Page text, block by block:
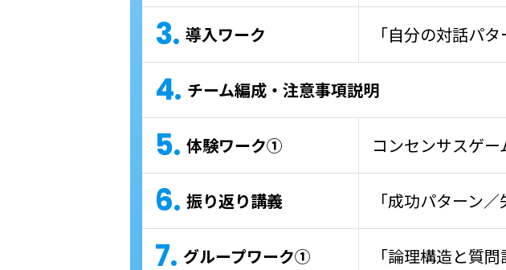
3. 導入ワーク 「自分の対話パタ
4. チーム編成・注意事項説明
5. 体験ワーク① コンセンサスゲー
6. 振り返り講義 「成功パターン
7. グループワーク① 「論理構造と質問